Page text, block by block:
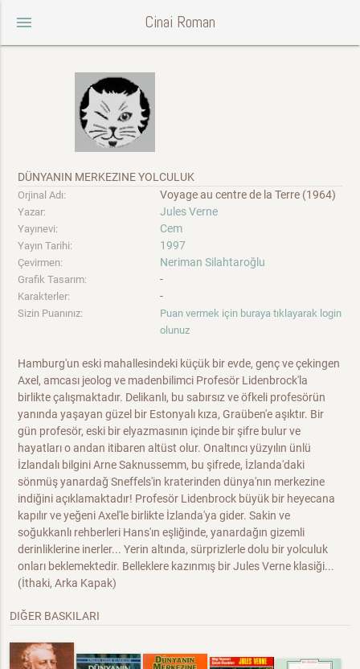
menu Cinai Roman
DÜNYANIN MERKEZINE YOLCULUK
Orjinal Adı: Voyage au centre de la Terre (1964)
Yazar: Jules Verne
Yayınevi: Cem
Yayın Tarihi: 1997
Çevirmen: Neriman Silahtaroğlu
Grafik Tasarım: -
Karakterler: -
Sizin Puanınız:
Puan vermek için buraya tıklayarak login
olunuz
Hamburg'un eski mahallesindeki küçük bir evde, genç ve çekingen
Axel, amcası jeolog ve madenbilimci Profesör Lidenbrock'la
birlikte çalışmaktadır. Delikanlı, bu sabırsız ve öfkeli profesörün
yanında yaşayan güzel bir Estonyalı kıza, Graüben'e aşıktır. Bir
gün profesör, eski bir elyazmasının içinde bir şifre bulur ve
hayatları o andan itibaren altüst olur. Onaltıncı yüzyılın ünlü
İzlandalı bilgini Arne Saknussemm, bu şifrede, İzlanda'daki
sönmüş yanardağ Sneffels'in kraterinden dünya'nın merkezine
indiğini açıklamaktadır! Profesör Lidenbrock büyük bir heyecana
kapılır ve yeğeni Axel'le birlikte İzlanda'ya gider. Sakin ve
soğukkanlı rehberleri Hans'ın eşliğinde, yanardağın gizemli
derinliklerine inerler... Yerin altında, sürprizlerle dolu bir yolculuk
onları beklemektedir. Belleklere kazınmış bir Jules Verne klasiği...
(İthaki, Arka Kapak)
DIĞER BASKILARI